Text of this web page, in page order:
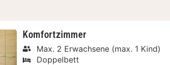
Komfortzimmer
Max. 2 Erwachsene (max. 1 Kind)
Doppelbett